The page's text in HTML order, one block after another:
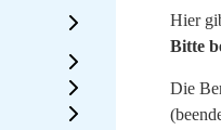
Hier
Bitte
Die